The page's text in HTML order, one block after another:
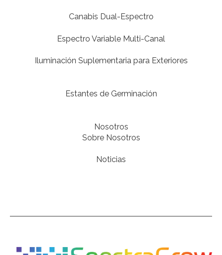
Canabis Dual-Espectro
Espectro Variable Multi-Canal
Iluminación Suplementaria para Exteriores
Estantes de Germinación
Nosotros
Sobre Nosotros
Noticias